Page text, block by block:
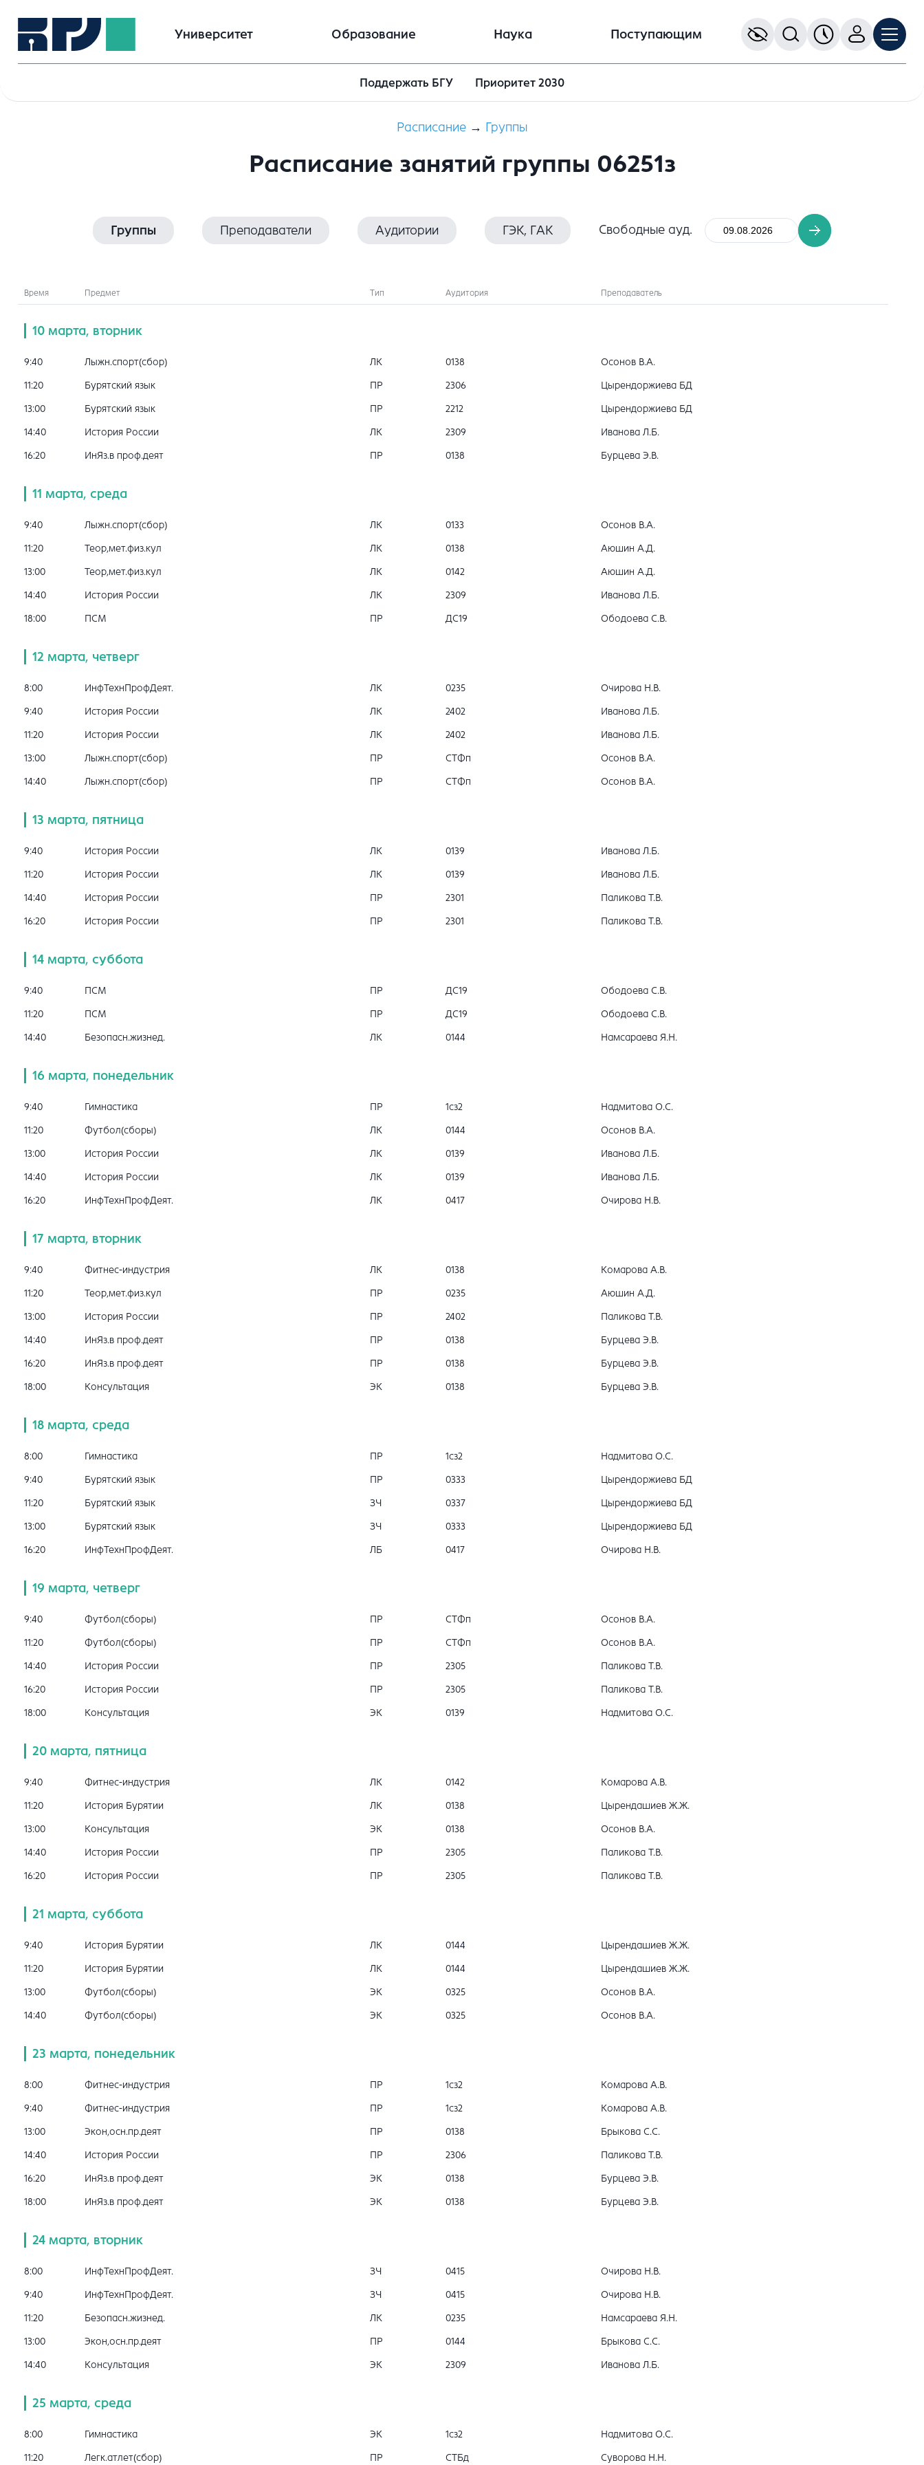
Университет Образование Наука Поступающим
Поддержать БГУ Приоритет 2030
Расписание → Группы
Расписание занятий группы 06251з
Группы Преподаватели Аудитории ГЭК, ГАК Свободные ауд.
Время Предмет Тип Аудитория Преподаватель
10 марта, вторник
9:40 Лыжн.спорт(сбор) ЛК 0138 Осонов В.А.
11:20 Бурятский язык ПР 2306 Цырендоржиева БД
13:00 Бурятский язык ПР 2212 Цырендоржиева БД
14:40 История России ЛК 2309 Иванова Л.Б.
16:20 ИнЯз.в проф.деят ПР 0138 Бурцева Э.В.
11 марта, среда
9:40 Лыжн.спорт(сбор) ЛК 0133 Осонов В.А.
11:20 Теор,мет.физ.кул ЛК 0138 Аюшин А.Д.
13:00 Теор,мет.физ.кул ЛК 0142 Аюшин А.Д.
14:40 История России ЛК 2309 Иванова Л.Б.
18:00 ПСМ ПР ДС19 Ободоева С.В.
12 марта, четверг
8:00 ИнфТехнПрофДеят. ЛК 0235 Очирова Н.В.
9:40 История России ЛК 2402 Иванова Л.Б.
11:20 История России ЛК 2402 Иванова Л.Б.
13:00 Лыжн.спорт(сбор) ПР СТФп Осонов В.А.
14:40 Лыжн.спорт(сбор) ПР СТФп Осонов В.А.
13 марта, пятница
9:40 История России ЛК 0139 Иванова Л.Б.
11:20 История России ЛК 0139 Иванова Л.Б.
14:40 История России ПР 2301 Паликова Т.В.
16:20 История России ПР 2301 Паликова Т.В.
14 марта, суббота
9:40 ПСМ ПР ДС19 Ободоева С.В.
11:20 ПСМ ПР ДС19 Ободоева С.В.
14:40 Безопасн.жизнед. ЛК 0144 Намсараева Я.Н.
16 марта, понедельник
9:40 Гимнастика ПР 1сз2 Надмитова О.С.
11:20 Футбол(сборы) ЛК 0144 Осонов В.А.
13:00 История России ЛК 0139 Иванова Л.Б.
14:40 История России ЛК 0139 Иванова Л.Б.
16:20 ИнфТехнПрофДеят. ЛК 0417 Очирова Н.В.
17 марта, вторник
9:40 Фитнес-индустрия ЛК 0138 Комарова А.В.
11:20 Теор,мет.физ.кул ПР 0235 Аюшин А.Д.
13:00 История России ПР 2402 Паликова Т.В.
14:40 ИнЯз.в проф.деят ПР 0138 Бурцева Э.В.
16:20 ИнЯз.в проф.деят ПР 0138 Бурцева Э.В.
18:00 Консультация ЭК 0138 Бурцева Э.В.
18 марта, среда
8:00 Гимнастика ПР 1сз2 Надмитова О.С.
9:40 Бурятский язык ПР 0333 Цырендоржиева БД
11:20 Бурятский язык ЗЧ 0337 Цырендоржиева БД
13:00 Бурятский язык ЗЧ 0333 Цырендоржиева БД
16:20 ИнфТехнПрофДеят. ЛБ 0417 Очирова Н.В.
19 марта, четверг
9:40 Футбол(сборы) ПР СТФп Осонов В.А.
11:20 Футбол(сборы) ПР СТФп Осонов В.А.
14:40 История России ПР 2305 Паликова Т.В.
16:20 История России ПР 2305 Паликова Т.В.
18:00 Консультация ЭК 0139 Надмитова О.С.
20 марта, пятница
9:40 Фитнес-индустрия ЛК 0142 Комарова А.В.
11:20 История Бурятии ЛК 0138 Цырендашиев Ж.Ж.
13:00 Консультация ЭК 0138 Осонов В.А.
14:40 История России ПР 2305 Паликова Т.В.
16:20 История России ПР 2305 Паликова Т.В.
21 марта, суббота
9:40 История Бурятии ЛК 0144 Цырендашиев Ж.Ж.
11:20 История Бурятии ЛК 0144 Цырендашиев Ж.Ж.
13:00 Футбол(сборы) ЭК 0325 Осонов В.А.
14:40 Футбол(сборы) ЭК 0325 Осонов В.А.
23 марта, понедельник
8:00 Фитнес-индустрия ПР 1сз2 Комарова А.В.
9:40 Фитнес-индустрия ПР 1сз2 Комарова А.В.
13:00 Экон,осн.пр.деят ПР 0138 Брыкова С.С.
14:40 История России ПР 2306 Паликова Т.В.
16:20 ИнЯз.в проф.деят ЭК 0138 Бурцева Э.В.
18:00 ИнЯз.в проф.деят ЭК 0138 Бурцева Э.В.
24 марта, вторник
8:00 ИнфТехнПрофДеят. ЗЧ 0415 Очирова Н.В.
9:40 ИнфТехнПрофДеят. ЗЧ 0415 Очирова Н.В.
11:20 Безопасн.жизнед. ЛК 0235 Намсараева Я.Н.
13:00 Экон,осн.пр.деят ПР 0144 Брыкова С.С.
14:40 Консультация ЭК 2309 Иванова Л.Б.
25 марта, среда
8:00 Гимнастика ЭК 1сз2 Надмитова О.С.
11:20 Легк.атлет(сбор) ПР СТБд Суворова Н.Н.